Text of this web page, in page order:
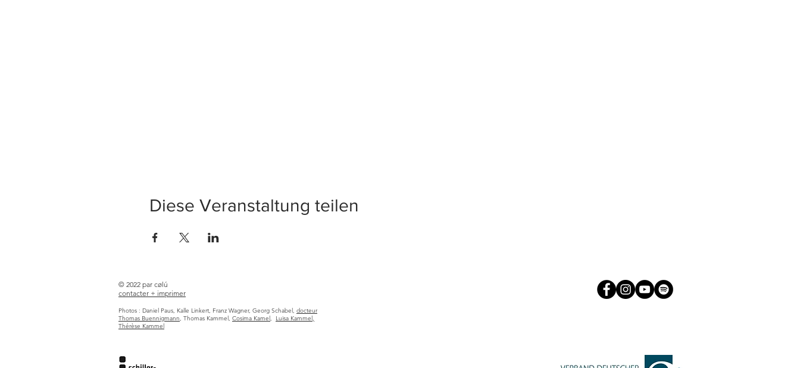
Diese Veranstaltung teilen
© 2022 par cølú
contacter + imprimer
Photos : Daniel Paus, Kalle Linkert, Franz Wagner, Georg Schabel, docteur
Thomas Buennigmann, Thomas Kammel, Cosima Kamel, Luisa Kammel,
Thérèse Kammel